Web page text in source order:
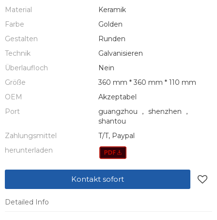
Material
Keramik
Farbe
Golden
Gestalten
Runden
Technik
Galvanisieren
Überlaufloch
Nein
Größe
360 mm * 360 mm * 110 mm
OEM
Akzeptabel
Port
guangzhou ， shenzhen ，
shantou
Zahlungsmittel
T/T, Paypal
herunterladen
Kontakt sofort
Detailed Info